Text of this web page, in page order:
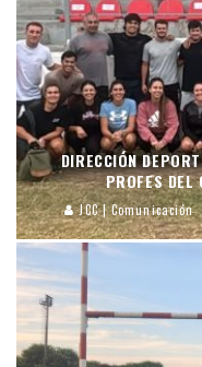
DIRECCIÓN
PROFES DEL
JCC | Comunicación